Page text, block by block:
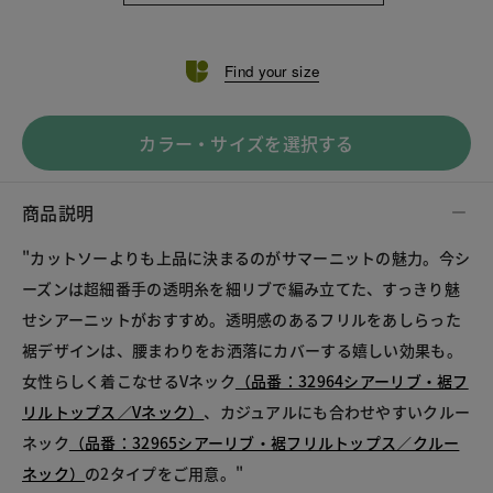
Find your size
カラー・サイズを選択する
商品説明
"カットソーよりも上品に決まるのがサマーニットの魅力。今シ
ーズンは超細番手の透明糸を細リブで編み立てた、すっきり魅
せシアーニットがおすすめ。透明感のあるフリルをあしらった
裾デザインは、腰まわりをお洒落にカバーする嬉しい効果も。
女性らしく着こなせるVネック （品番：32964シアーリブ・裾フ
リルトップス／Vネック） 、カジュアルにも合わせやすいクルー
ネック （品番：32965シアーリブ・裾フリルトップス／クルー
ネック） の2タイプをご用意。"